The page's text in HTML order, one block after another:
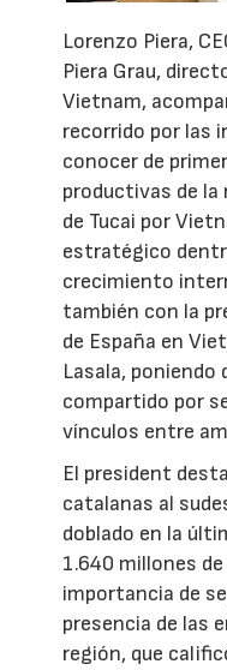
Lorenzo Piera,
Piera Grau,
Vietnam,
recorrido por las
conocer de
productivas de la
de Tucai por
estratégico
crecimiento
también con la
de España en
Lasala,
compartido por
vínculos entre
El president
catalanas al
doblado en la
1.640 millones
importancia de
presencia de las
región, que